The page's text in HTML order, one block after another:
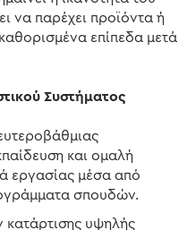
να παρέχει προϊόντα ή
επίπεδα μετά
Συστήματος
και ομαλή
εργασίας μέσα από
σπουδών.
υψηλής